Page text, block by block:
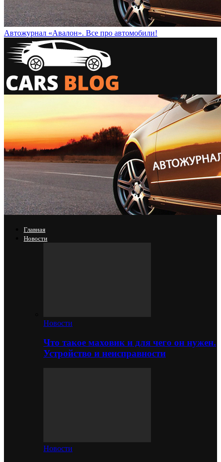
Автожурнал «Авалон». Все про автомобили!
Главная
Новости
Новости
Что такое маховик и для чего он нужен.
Устройство и неисправности
Новости